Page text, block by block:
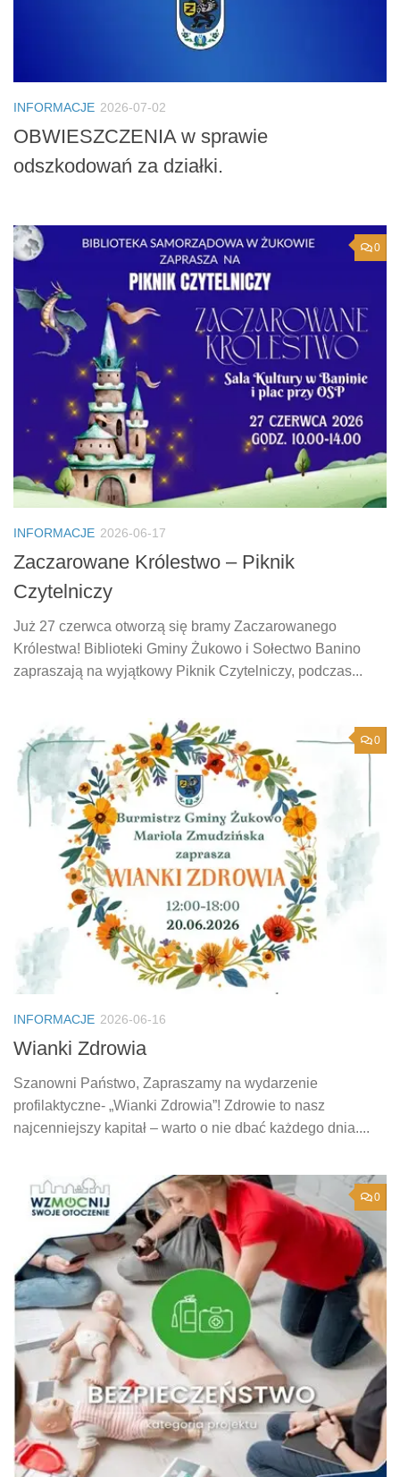
INFORMACJE 2026-07-02
OBWIESZCZENIA w sprawie
odszkodowań za działki.
0
INFORMACJE 2026-06-17
Zaczarowane Królestwo – Piknik
Czytelniczy
Już 27 czerwca otworzą się bramy Zaczarowanego
Królestwa! Biblioteki Gminy Żukowo i Sołectwo Banino
zapraszają na wyjątkowy Piknik Czytelniczy, podczas...
0
INFORMACJE 2026-06-16
Wianki Zdrowia
Szanowni Państwo, Zapraszamy na wydarzenie
profilaktyczne- „Wianki Zdrowia”! Zdrowie to nasz
najcenniejszy kapitał – warto o nie dbać każdego dnia....
0